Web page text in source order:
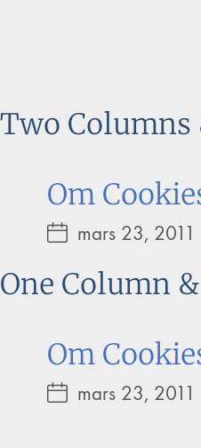
Two Columns
Om
mars 23, 2011
One Column
Om
mars 23, 2011